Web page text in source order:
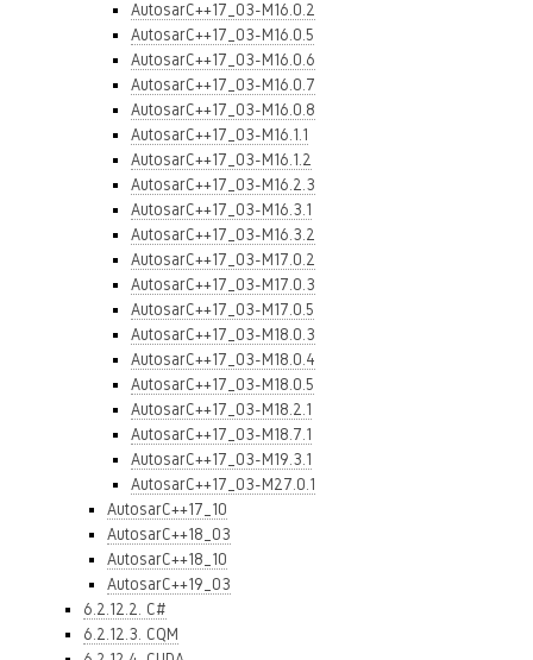
AutosarC++17_03-M16.0.2
AutosarC++17_03-M16.0.5
AutosarC++17_03-M16.0.6
AutosarC++17_03-M16.0.7
AutosarC++17_03-M16.0.8
AutosarC++17_03-M16.1.1
AutosarC++17_03-M16.1.2
AutosarC++17_03-M16.2.3
AutosarC++17_03-M16.3.1
AutosarC++17_03-M16.3.2
AutosarC++17_03-M17.0.2
AutosarC++17_03-M17.0.3
AutosarC++17_03-M17.0.5
AutosarC++17_03-M18.0.3
AutosarC++17_03-M18.0.4
AutosarC++17_03-M18.0.5
AutosarC++17_03-M18.2.1
AutosarC++17_03-M18.7.1
AutosarC++17_03-M19.3.1
AutosarC++17_03-M27.0.1
AutosarC++17_10
AutosarC++18_03
AutosarC++18_10
AutosarC++19_03
6.2.12.2. C#
6.2.12.3. CQM